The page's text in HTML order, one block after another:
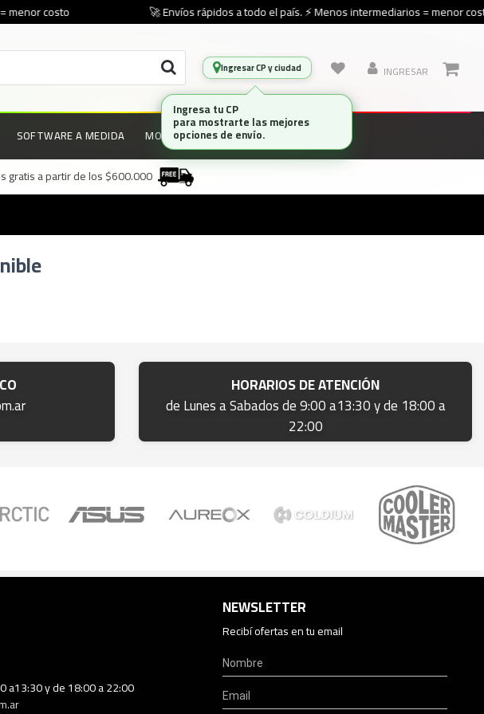
costo 🚀 Envíos rápidos a todo el país. ⚡ Menos intermediarios = menor costo
Ingresar CP y ciudad INGRESAR
SOFTWARE A MEDIDA MONITORES MARCAS
gratis a partir de los $600.000
HORARIOS DE ATENCIÓN
de Lunes a Sabados de 9:00 a13:30 y de 18:00 a
22:00
a13:30 y de 18:00 a 22:00
NEWSLETTER
Recibí ofertas en tu email
Ingresa tu CP
para mostrarte las mejores
opciones de envío.